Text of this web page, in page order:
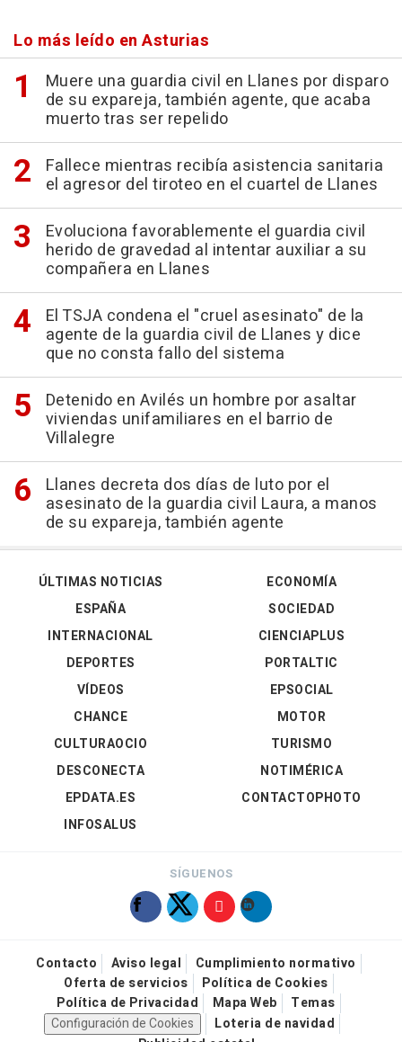
Lo más leído en Asturias
Muere una guardia civil en Llanes por disparo
de su expareja, también agente, que acaba
muerto tras ser repelido
Fallece mientras recibía asistencia sanitaria
el agresor del tiroteo en el cuartel de Llanes
Evoluciona favorablemente el guardia civil
herido de gravedad al intentar auxiliar a su
compañera en Llanes
El TSJA condena el "cruel asesinato" de la
agente de la guardia civil de Llanes y dice
que no consta fallo del sistema
Detenido en Avilés un hombre por asaltar
viviendas unifamiliares en el barrio de
Villalegre
Llanes decreta dos días de luto por el
asesinato de la guardia civil Laura, a manos
de su expareja, también agente
ÚLTIMAS NOTICIAS
ESPAÑA
INTERNACIONAL
DEPORTES
VÍDEOS
ECONOMÍA
SOCIEDAD
CIENCIAPLUS
PORTALTIC
EPSOCIAL
CHANCE
CULTURAOCIO
DESCONECTA
EPDATA.ES
INFOSALUS
MOTOR
TURISMO
NOTIMÉRICA
CONTACTOPHOTO
SÍGUENOS
Contacto Aviso legal
Cumplimiento normativo
Oferta de servicios
Política de Cookies
Política de Privacidad
Mapa Web
Temas
Configuración de Cookies
Loteria de navidad